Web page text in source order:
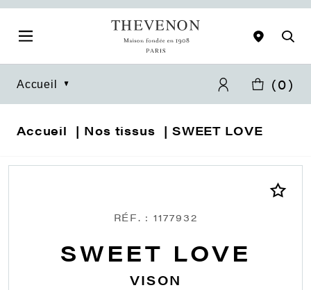
Accueil (0)
Accueil Nos tissus SWEET LOVE
RÉF. : 1177932
SWEET LOVE
VISON